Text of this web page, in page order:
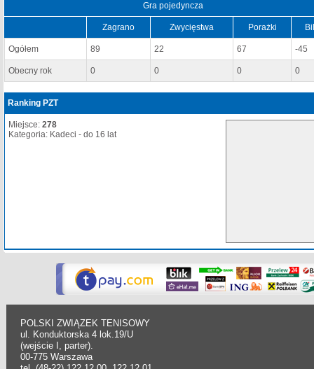
Gra pojedyncza
Zagrano Zwycięstwa Porażki
Ogółem 89 22 67 -45
Obecny rok 0 0 0 0
Ranking PZT
Miejsce: 278
Kategoria: Kadeci - do 16 lat
POLSKI ZWIĄZEK TENISOWY
ul. Konduktorska 4 lok.19/U
(wejście I, parter).
00-775 Warszawa